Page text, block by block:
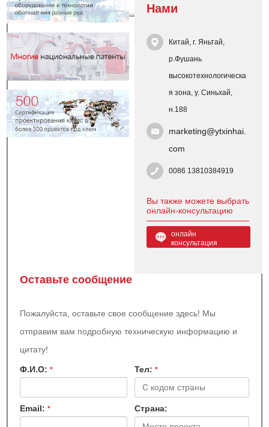
Нами
Китай, г. Яньтай,
р.Фушань
высокотехнологическа
я зона, у. Синьхай,
н.188
marketing@ytxinhai.
com
0086 13810384919
Вы также можете выбрать
онлайн-консультацию
онлайн
консультация
Оставьте сообщение
Пожалуйста, оставьте свое сообщение здесь! Мы
отправим вам подробную техническую информацию и
цитату!
Ф.И.О:* Teл: *
Email:* Страна: